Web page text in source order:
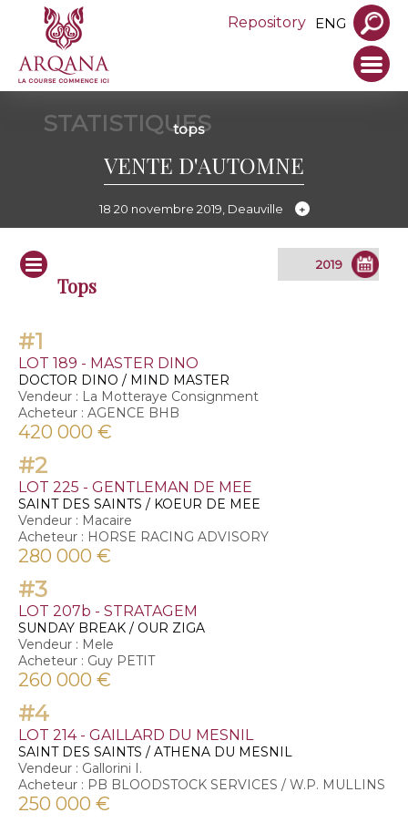
Repository ENG
STATISTIQUES
tops
VENTE D'AUTOMNE
18 20 novembre 2019, Deauville
Tops
#1
LOT 189 - MASTER DINO
DOCTOR DINO / MIND MASTER
Vendeur : La Motteraye Consignment
Acheteur : AGENCE BHB
420 000 €
#2
LOT 225 - GENTLEMAN DE MEE
SAINT DES SAINTS / KOEUR DE MEE
Vendeur : Macaire
Acheteur : HORSE RACING ADVISORY
280 000 €
#3
LOT 207b - STRATAGEM
SUNDAY BREAK / OUR ZIGA
Vendeur : Mele
Acheteur : Guy PETIT
260 000 €
#4
LOT 214 - GAILLARD DU MESNIL
SAINT DES SAINTS / ATHENA DU MESNIL
Vendeur : Gallorini I.
Acheteur : PB BLOODSTOCK SERVICES / W.P. MULLINS
250 000 €